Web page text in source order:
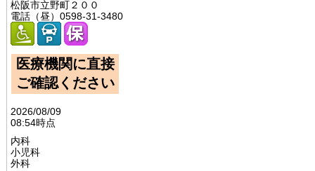
松阪市立野町２００
電話（昼）0598-31-3480
医療機関に直接
ご確認ください
2026/08/09
08:54時点
内科
小児科
外科